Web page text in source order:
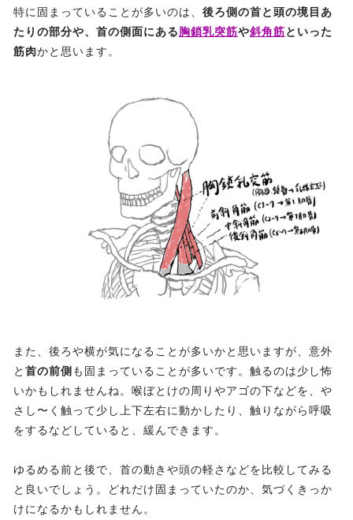
特に固まっていることが多いのは、 後ろ側の首と頭の境目あ
たりの部分や、首の側面にある胸鎖乳突筋や斜角筋といった
筋肉かと思います。
また、後ろや横が気になることが多いかと思いますが、意外
と 首の前側 も固まっていることが多いです。触るのは少し怖
いかもしれませんね。喉ぼとけの周りやアゴの下などを、や
さし〜く触って少し上下左右に動かしたり、触りながら呼吸
をするなどしていると、緩んできます。
ゆるめる前と後で、首の動きや頭の軽さなどを比較してみる
と良いでしょう。どれだけ固まっていたのか、気づくきっか
けになるかもしれません。